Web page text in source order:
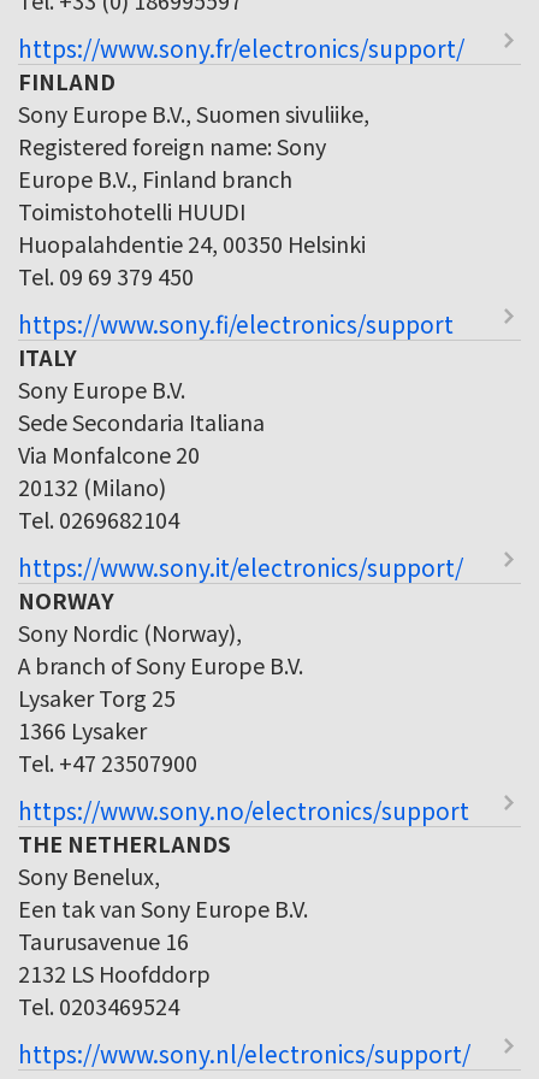
https://www.sony.fr/electronics/support/
FINLAND
Sony Europe B.V., Suomen sivuliike,
Registered foreign name: Sony
Europe B.V., Finland branch
Toimistohotelli HUUDI
Huopalahdentie 24, 00350 Helsinki
Tel. 09 69 379 450
https://www.sony.fi/electronics/support
ITALY
Sony Europe B.V.
Sede Secondaria Italiana
Via Monfalcone 20
20132 (Milano)
Tel. 0269682104
https://www.sony.it/electronics/support/
NORWAY
Sony Nordic (Norway),
A branch of Sony Europe B.V.
Lysaker Torg 25
1366 Lysaker
Tel. +47 23507900
https://www.sony.no/electronics/support
THE NETHERLANDS
Sony Benelux,
Een tak van Sony Europe B.V.
Taurusavenue 16
2132 LS Hoofddorp
Tel. 0203469524
https://www.sony.nl/electronics/support/